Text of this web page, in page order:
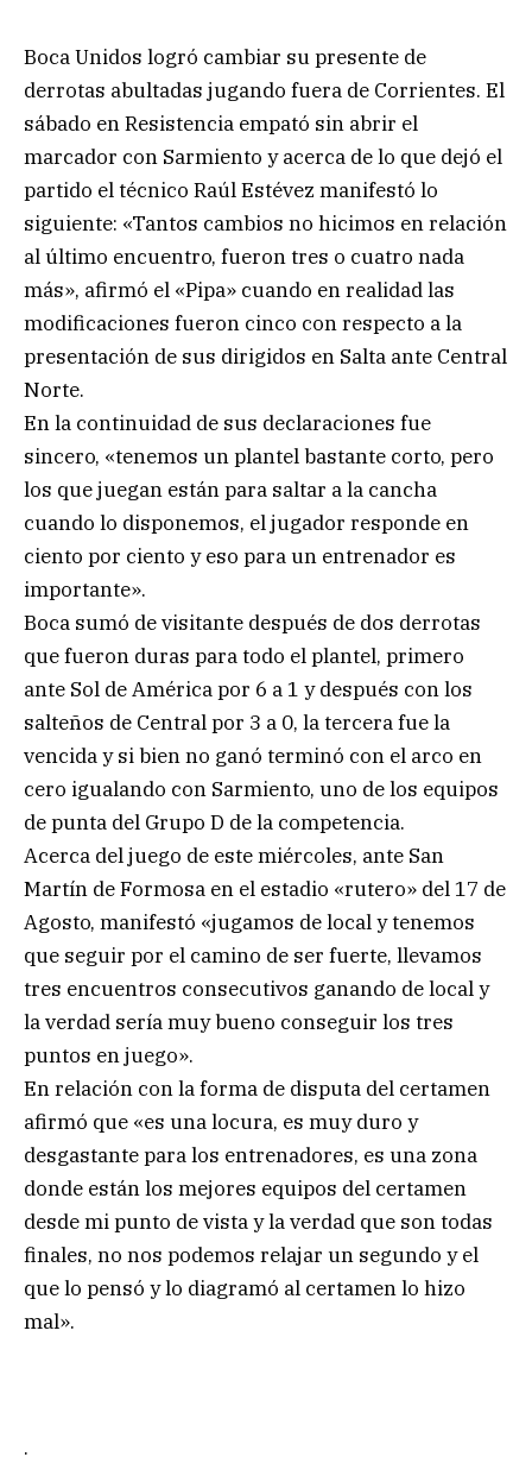
Boca Unidos logró cambiar su presente de
derrotas abultadas jugando fuera de Corrientes. El
sábado en Resistencia empató sin abrir el
marcador con Sarmiento y acerca de lo que dejó el
partido el técnico Raúl Estévez manifestó lo
siguiente: «Tantos cambios no hicimos en relación
al último encuentro, fueron tres o cuatro nada
más», afirmó el «Pipa» cuando en realidad las
modificaciones fueron cinco con respecto a la
presentación de sus dirigidos en Salta ante Central
Norte.
En la continuidad de sus declaraciones fue
sincero, «tenemos un plantel bastante corto, pero
los que juegan están para saltar a la cancha
cuando lo disponemos, el jugador responde en
ciento por ciento y eso para un entrenador es
importante».
Boca sumó de visitante después de dos derrotas
que fueron duras para todo el plantel, primero
ante Sol de América por 6 a 1 y después con los
salteños de Central por 3 a 0, la tercera fue la
vencida y si bien no ganó terminó con el arco en
cero igualando con Sarmiento, uno de los equipos
de punta del Grupo D de la competencia.
Acerca del juego de este miércoles, ante San
Martín de Formosa en el estadio «rutero» del 17 de
Agosto, manifestó «jugamos de local y tenemos
que seguir por el camino de ser fuerte, llevamos
tres encuentros consecutivos ganando de local y
la verdad sería muy bueno conseguir los tres
puntos en juego».
En relación con la forma de disputa del certamen
afirmó que «es una locura, es muy duro y
desgastante para los entrenadores, es una zona
donde están los mejores equipos del certamen
desde mi punto de vista y la verdad que son todas
finales, no nos podemos relajar un segundo y el
que lo pensó y lo diagramó al certamen lo hizo
mal».
.